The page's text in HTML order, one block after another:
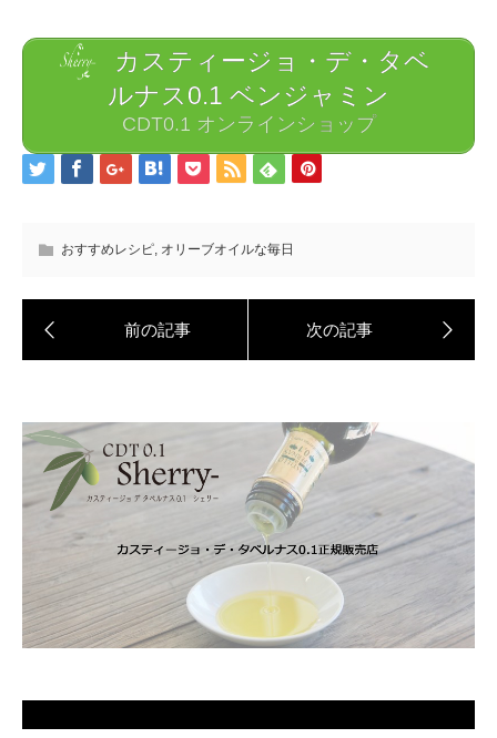
カスティージョ・デ・タベ
ルナス0.1 ベンジャミン
CDT0.1 オンラインショップ
おすすめレシピ, オリーブオイルな毎日